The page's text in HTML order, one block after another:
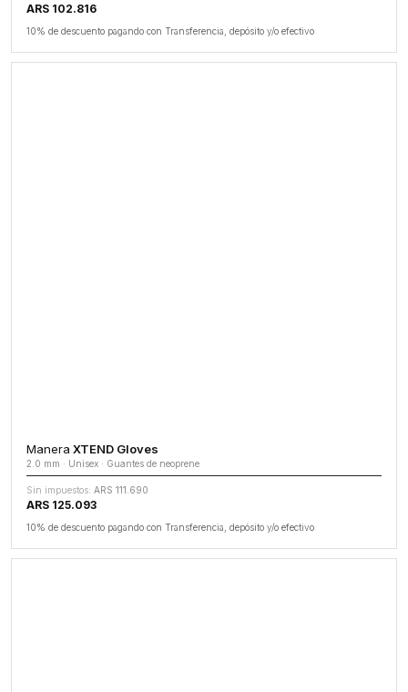
ARS 102.816
10% de descuento pagando con Transferencia, depósito y/o efectivo
Manera XTEND Gloves
2.0 mm · Unisex · Guantes de neoprene
Sin impuestos: ARS 111.690
ARS 125.093
10% de descuento pagando con Transferencia, depósito y/o efectivo